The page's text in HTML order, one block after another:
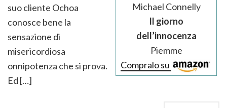
Michael Connelly
Il giorno
dell’innocenza
Piemme
Compralo su
suo cliente Ochoa
conosce bene la
sensazione di
misericordiosa
onnipotenza che si prova.
Ed […]